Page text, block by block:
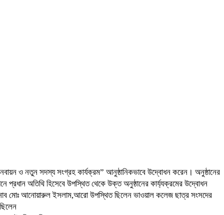
ও নতুন সদস্য সংগ্রহ কার্যক্রম” আনুষ্ঠানিকভাবে উদ্বোধন করেন। অনুষ্ঠানের
প্রধান অতিথি হিসেবে উপস্থিত থেকে উক্ত অনুষ্ঠানের কার্য্যক্রমের উদ্বোধন
মোঃ আনোয়ারুল ইসলাম,আরো উপস্থিত ছিলেন ভাওয়াল কলেজ ছাত্র সংসদের